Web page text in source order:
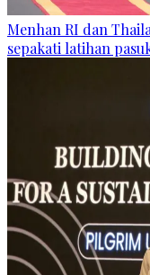
Menhan RI dan
sepakati latihan